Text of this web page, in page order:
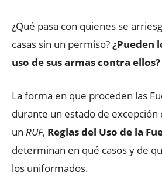
¿Qué pasa con quienes se
casas sin un permiso?¿Pueden
uso de sus armas contra ellos?
La forma en que proceden las
durante un estado de excepción
un RUF, Reglas del Uso de la
determinan en qué casos y de
los uniformados.